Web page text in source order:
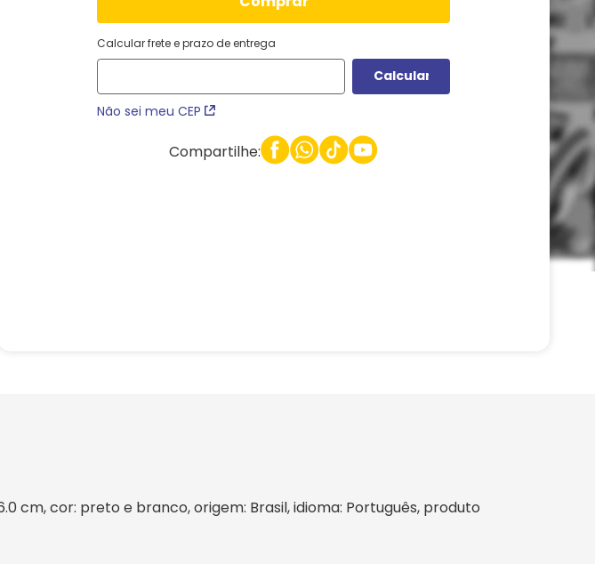
Calcular frete e prazo de entrega
Não sei meu CEP
Compartilhe:
cm, cor: preto e branco, origem: Brasil, idioma: Português, produto